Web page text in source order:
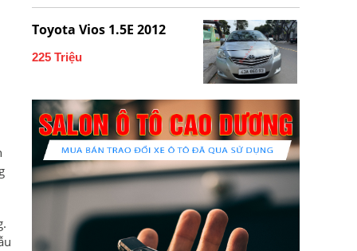
Toyota Vios 1.5E 2012
225 Triệu